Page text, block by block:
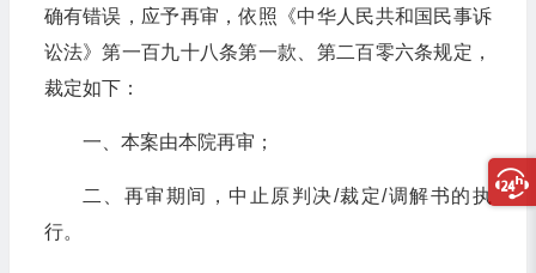
确有错误，应予再审，依照《中华人民共和国民事诉
讼法》第一百九十八条第一款、第二百零六条规定，
裁定如下：
一、本案由本院再审；
二、再审期间，中止原判决/裁定/调解书的执
行。